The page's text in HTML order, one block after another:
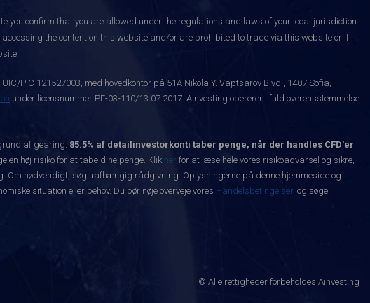
you confirm that you are allowed under the regulations and laws of your local jurisdiction
the content on this website and/or are prohibited to trade via this website or if
PIC 121527003, med hovedkontor på 51A Nikola Y. Vaptsarov Blvd., 1407 Sofia,
under licensnummer РГ-03-110/13.07.2017. Ainvesting opererer i fuld overensstemmelse
af gearing. 85.5% af detailinvestorkonti taber penge, når der handles CFD'er
en høj risiko for at tabe dine penge. Klik her for at læse hele vores risikoadvarsel og sikre,
nødvendigt, søg uafhængig rådgivning. Oplysningerne på denne hjemmeside og
situation eller behov. Du bør nøje overveje vores Handelsbetingelser, og søge
© Alle rettigheder forbeholdes Ainvesting